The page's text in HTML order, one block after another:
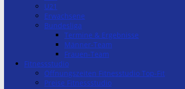
U21
Erwachsene
Bundesliga
Termine & Ergebnisse
Männer-Team
Frauen-Team
Fitnessstudio
Öffnungszeiten Fitnesstudio Top-Fit
Preise Fitnessstudio